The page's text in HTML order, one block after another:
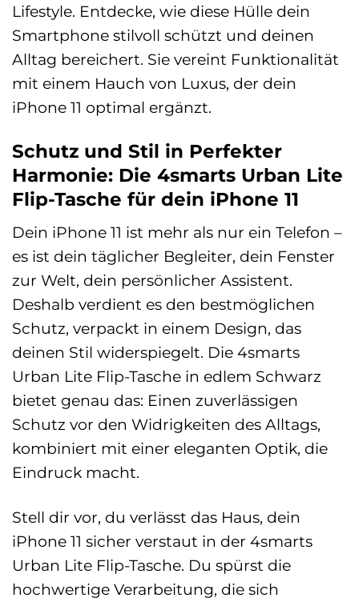
Lifestyle. Entdecke, wie diese Hülle dein
Smartphone stilvoll schützt und deinen
Alltag bereichert. Sie vereint Funktionalität
mit einem Hauch von Luxus, der dein
iPhone 11 optimal ergänzt.
Schutz und Stil in Perfekter
Harmonie: Die 4smarts Urban Lite
Flip-Tasche für dein iPhone 11
Dein iPhone 11 ist mehr als nur ein Telefon –
es ist dein täglicher Begleiter, dein Fenster
zur Welt, dein persönlicher Assistent.
Deshalb verdient es den bestmöglichen
Schutz, verpackt in einem Design, das
deinen Stil widerspiegelt. Die 4smarts
Urban Lite Flip-Tasche in edlem Schwarz
bietet genau das: Einen zuverlässigen
Schutz vor den Widrigkeiten des Alltags,
kombiniert mit einer eleganten Optik, die
Eindruck macht.
Stell dir vor, du verlässt das Haus, dein
iPhone 11 sicher verstaut in der 4smarts
Urban Lite Flip-Tasche. Du spürst die
hochwertige Verarbeitung, die sich